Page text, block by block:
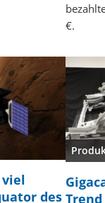
€.
viel
des